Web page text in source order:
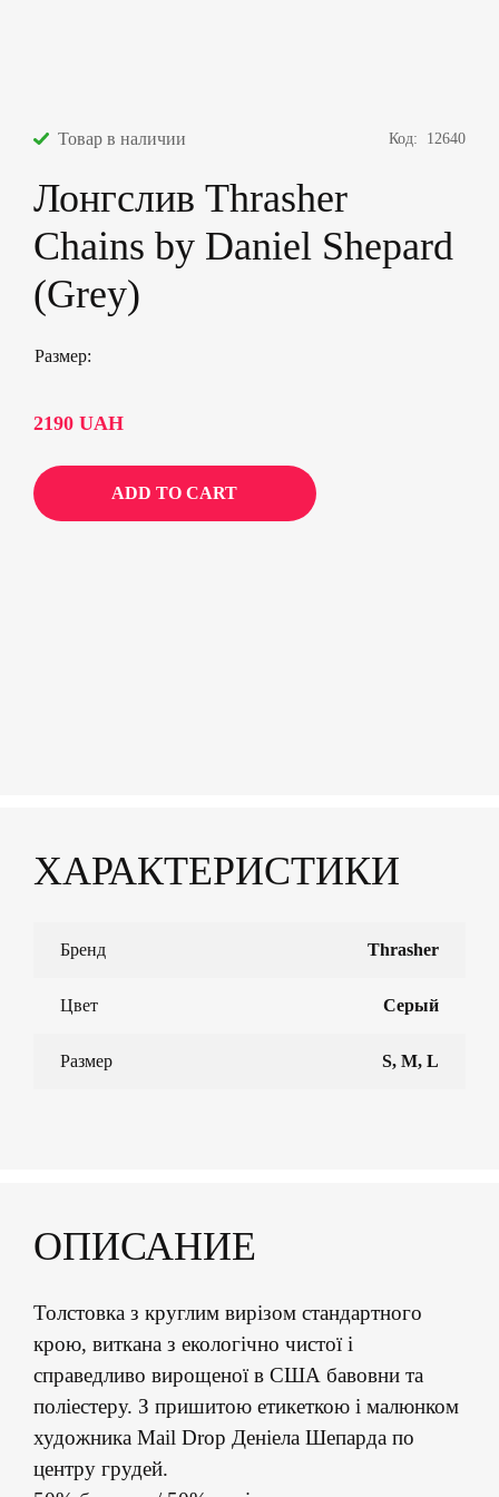
Товар в наличии Код: 12640
Лонгслив Thrasher
Chains by Daniel Shepard
(Grey)
Размер
2190 UAH
ADD TO CART
ХАРАКТЕРИСТИКИ
Бренд Thrasher
Цвет Серый
Размер S, M, L
ОПИСАНИЕ
Толстовка з круглим вирізом стандартного
крою, виткана з екологічно чистої і
справедливо вирощеної в США бавовни та
поліестеру. З пришитою етикеткою і малюнком
художника Mail Drop Деніела Шепарда по
центру грудей.